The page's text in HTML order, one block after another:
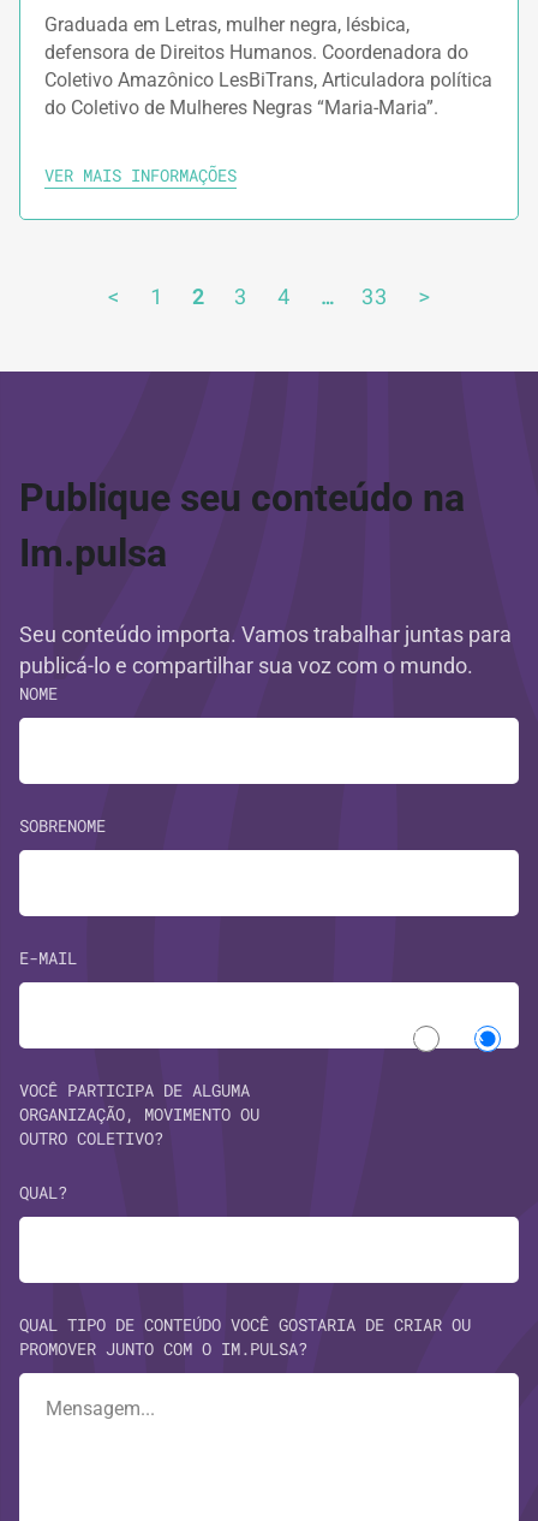
Graduada em Letras, mulher negra, lésbica,
defensora de Direitos Humanos. Coordenadora do
Coletivo Amazônico LesBiTrans, Articuladora política
do Coletivo de Mulheres Negras “Maria-Maria”.
VER MAIS INFORMAÇÕES
< 1 2 3 4 … 33 >
Publique seu conteúdo na
Im.pulsa
Seu conteúdo importa. Vamos trabalhar juntas para
publicá-lo e compartilhar sua voz com o mundo.
NOME
SOBRENOME
E-MAIL
VOCÊ PARTICIPA DE ALGUMA
ORGANIZAÇÃO, MOVIMENTO OU
OUTRO COLETIVO?
QUAL?
QUAL TIPO DE CONTEÚDO VOCÊ GOSTARIA DE CRIAR OU
PROMOVER JUNTO COM O IM.PULSA?